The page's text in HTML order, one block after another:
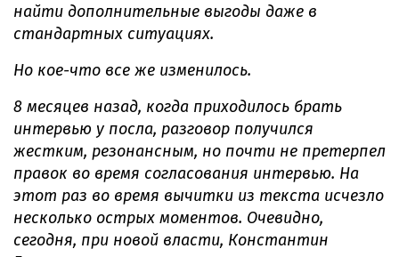
найти дополнительные выгоды даже в
стандартных ситуациях.
Но кое-что все же изменилось.
8 месяцев назад, когда приходилось брать
интервью у посла, разговор получился
жестким, резонансным, но почти не претерпел
правок во время согласования интервью. На
этот раз во время вычитки из текста исчезло
несколько острых моментов. Очевидно,
сегодня, при новой власти, Константин